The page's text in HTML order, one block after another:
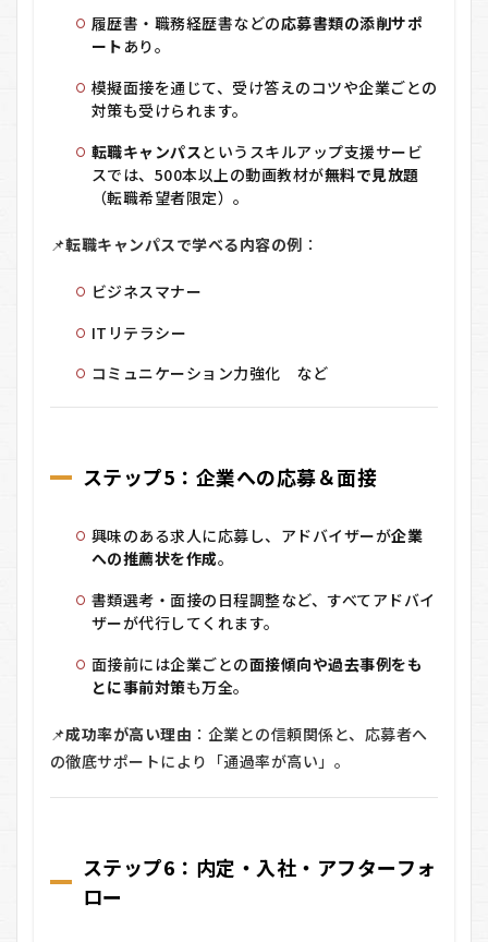
履歴書・職務経歴書などの応募書類の添削サポ
ート あり。
模擬面接を通じて、受け答えのコツや企業ごとの
対策も受けられます。
転職キャンパスというスキルアップ支援サービ
スでは、500本以上の動画教材が無料で見放題
（転職希望者限定）。
📌転職キャンパスで学べる内容の例 ：
ビジネスマナー
ITリテラシー
コミュニケーション力強化 など
ステップ5：企業への応募＆面接
興味のある求人に応募し、アドバイザーが企業
への推薦状を作成。
書類選考・面接の日程調整など、すべてアドバイ
ザーが代行してくれます。
面接前には企業ごとの面接傾向や過去事例をも
とに事前対策も万全。
📌成功率が高い理由 ：企業との信頼関係と、応募者へ
の徹底サポートにより「通過率が高い」。
ステップ6：内定・入社・アフターフォ
ロー